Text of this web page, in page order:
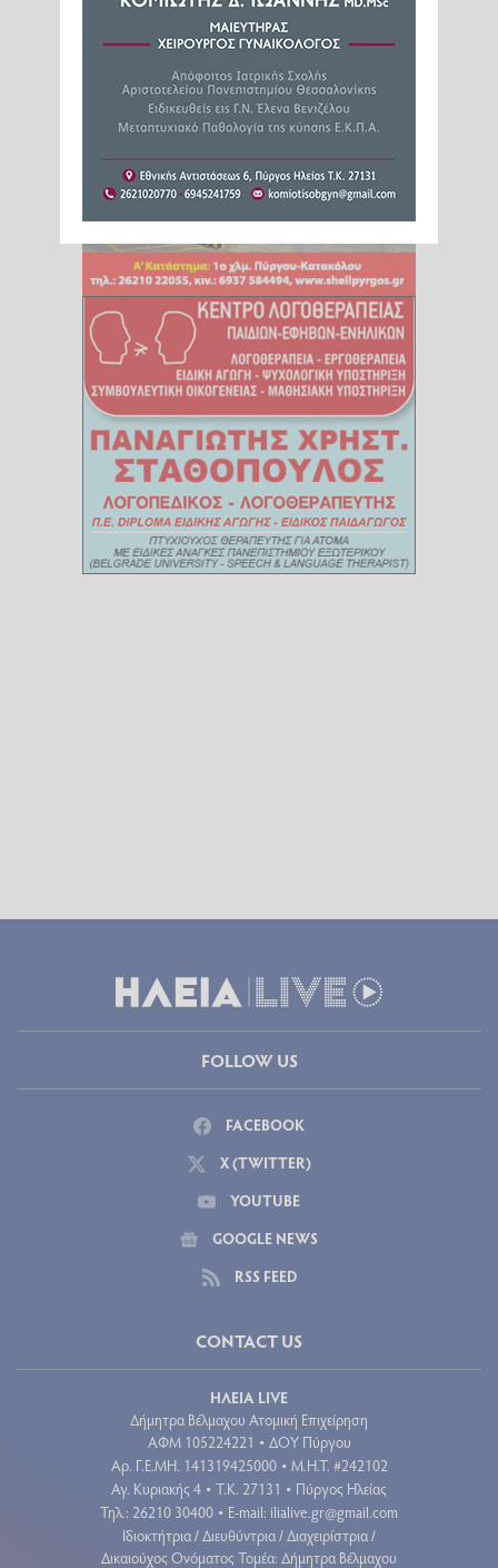
FOLLOW US
FACEBOOK
X (TWITTER)
YOUTUBE
GOOGLE NEWS
RSS FEED
CONTACT US
ΗΛΕΙΑ LIVE
Δήμητρα Βέλμαχου Ατομική Επιχείρηση
ΑΦΜ 105224221 • ΔΟΥ Πύργου
Aρ. Γ.Ε.ΜΗ. 141319425000 • Μ.Η.Τ. #242102
Αγ. Κυριακής 4 • Τ.Κ. 27131 • Πύργος Ηλείας
Τηλ.: 26210 30400 • E-mail: ilialive.gr@gmail.com
Ιδιοκτήτρια / Διευθύντρια / Διαχειρίστρια /
Δικαιούχος Ονόματος Τομέα: Δήμητρα Βέλμαχου